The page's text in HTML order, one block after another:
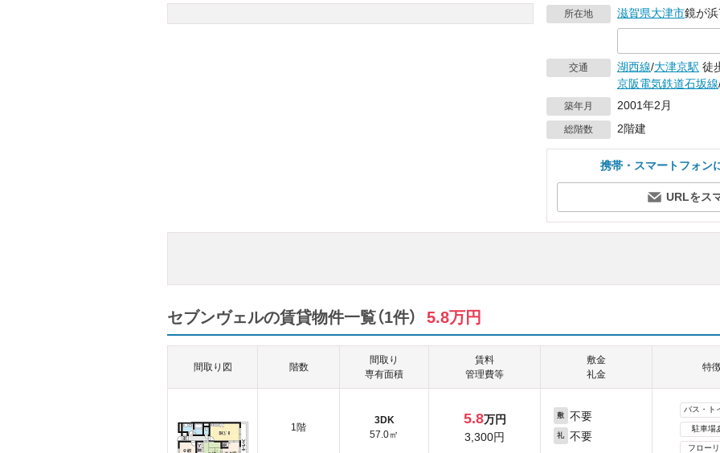
所在地 滋賀県大津市鏡が
交通 湖西線/大津京駅 徒
京阪電気鉄道石坂線
築年月 2001年2月
総階数 2階建
携帯・スマートフォン
URLをス
セブンヴェルの賃貸物件一覧（1件） 5.8万円
間取り図 階数
間取り
専有面積
賃料
管理費等
敷金
礼金
特
1階
3DK
57.0㎡
5.8万円
3,300円
敷 不要
礼 不要
バス・ト
駐車場
フロー